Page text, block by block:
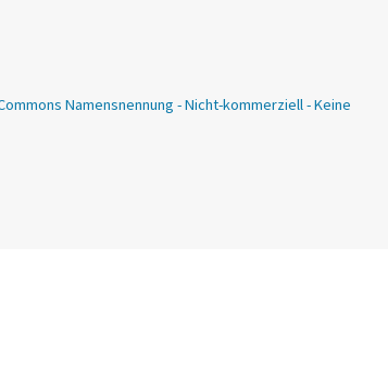
Namensnennung - Nicht-kommerziell - Keine